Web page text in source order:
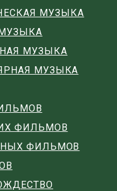
МУЗЫКА
МУЗЫКА
МУЗЫКА
ФИЛЬМОВ
ФИЛЬМОВ